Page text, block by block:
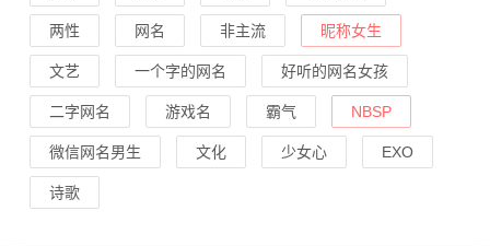
两性 网名 非主流 昵称女生
文艺 一个字的网名 好听的网名女孩
二字网名 游戏名 霸气 NBSP
微信网名男生 文化 少女心 EXO
诗歌